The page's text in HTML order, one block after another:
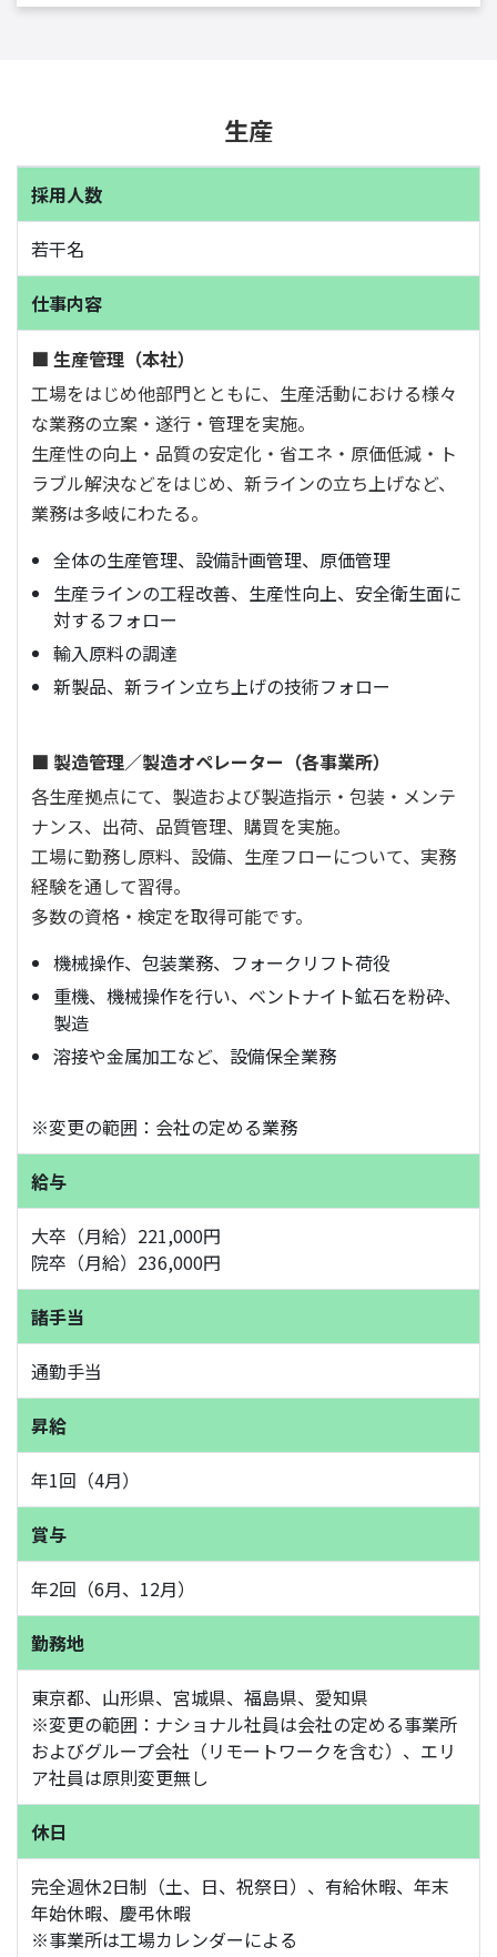
生産
採用人数
若干名
仕事内容
■ 生産管理（本社）
工場をはじめ他部門とともに、生産活動における様々
な業務の立案・遂行・管理を実施。
生産性の向上・品質の安定化・省エネ・原価低減・ト
ラブル解決などをはじめ、新ラインの立ち上げなど、
業務は多岐にわたる。
全体の生産管理、設備計画管理、原価管理
生産ラインの工程改善、生産性向上、安全衛生面に
対するフォロー
輸入原料の調達
新製品、新ライン立ち上げの技術フォロー
■ 製造管理／製造オペレーター（各事業所）
各生産拠点にて、製造および製造指示・包装・メンテ
ナンス、出荷、品質管理、購買を実施。
工場に勤務し原料、設備、生産フローについて、実務
経験を通して習得。
多数の資格・検定を取得可能です。
機械操作、包装業務、フォークリフト荷役
重機、機械操作を行い、ベントナイト鉱石を粉砕、
製造
溶接や金属加工など、設備保全業務
※変更の範囲：会社の定める業務
給与
大卒（月給）221,000円
院卒（月給）236,000円
諸手当
通勤手当
昇給
年1回（4月）
賞与
年2回（6月、12月）
勤務地
東京都、山形県、宮城県、福島県、愛知県
※変更の範囲：ナショナル社員は会社の定める事業所
およびグループ会社（リモートワークを含む）、エリ
ア社員は原則変更無し
休日
完全週休2日制（土、日、祝祭日）、有給休暇、年末
年始休暇、慶弔休暇
※事業所は工場カレンダーによる